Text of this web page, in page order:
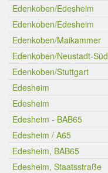
Edenkoben/Edesheim
Edenkoben/Edesheim
Edenkoben/Maikammer
Edenkoben/Neustadt-Süd
Edenkoben/Stuttgart
Edesheim
Edesheim
Edesheim - BAB65
Edesheim / A65
Edesheim, BAB65
Edesheim, Staatsstraße